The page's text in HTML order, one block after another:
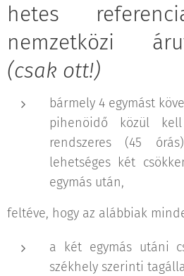
hetes
nemzetközi
(csak ott!)
bármely 4 egymást
pihenöidő közül
rendszeres (45
lehetséges két
egymás után,
feltéve, hogy az alábbiak
a két egymás utáni
székhely szerinti